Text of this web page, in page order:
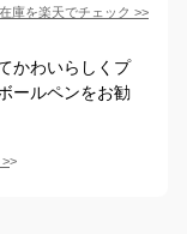
庫を楽天でチェック >>
かわいらしくプ
ールペンをお勧
>